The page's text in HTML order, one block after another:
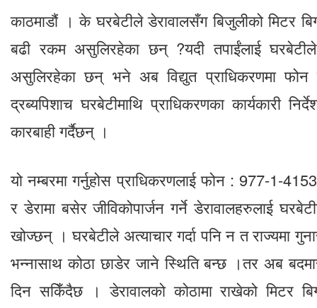
काठमाडौं । के घरबेटीले डेरावालसँग बिजुलीको मिटर
बढी रकम असुलिरहेका छन् ?यदी तपाईंलाई
असुलिरहेका छन् भने अब विद्युत प्राधिकरणमा फोन
द्रब्यपिशाच घरबेटीमाथि प्राधिकरणका कार्यकारी
कारबाही गर्दैछन् ।
यो नम्बरमा गर्नुहोस प्राधिकरणलाई फोन : 977-1-
र डेरामा बसेर जीविकोपार्जन गर्ने डेरावालहरुलाई
खोज्छन् । घरबेटीले अत्याचार गर्दा पनि न त राज्यमा
भन्नासाथ कोठा छाडेर जाने स्थिति बन्छ ।तर अब
दिन सकिँदैछ । डेरावालको कोठामा राखेको मिटर